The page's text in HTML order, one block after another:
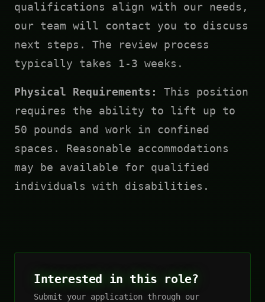
qualifications align with our needs,
our team will contact you to discuss
next steps. The review process
typically takes 1-3 weeks.
Physical Requirements:
This position
requires the ability to lift up to
50 pounds and work in confined
spaces. Reasonable accommodations
may be available for qualified
individuals with disabilities.
Interested in this role?
Submit your application through our